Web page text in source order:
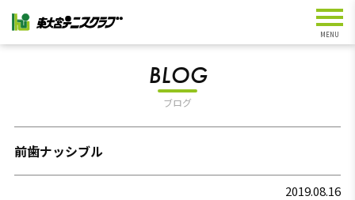
BLOG
ブログ
前歯ナッシブル
2019.08.16